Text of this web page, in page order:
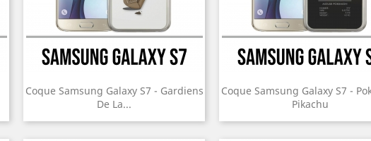
Coque Samsung Galaxy S7 - Gardiens
De La...
Coque Samsung Galaxy S7 -
Pikachu